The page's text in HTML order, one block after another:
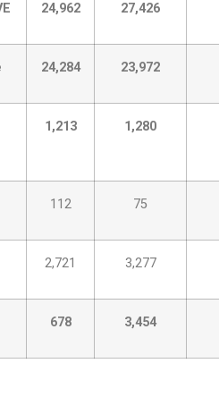
24,962 27,426
24,284 23,972
1,213 1,280
112 75
2,721 3,277
678 3,454